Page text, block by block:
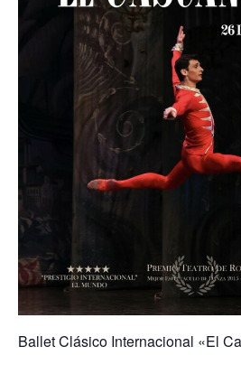
Ballet Clásico Internacional «El